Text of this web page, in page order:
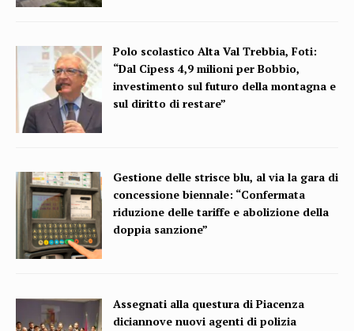
Polo scolastico Alta Val Trebbia, Foti:
“Dal Cipess 4,9 milioni per Bobbio,
investimento sul futuro della montagna e
sul diritto di restare”
Gestione delle strisce blu, al via la gara di
concessione biennale: “Confermata
riduzione delle tariffe e abolizione della
doppia sanzione”
Assegnati alla questura di Piacenza
diciannove nuovi agenti di polizia